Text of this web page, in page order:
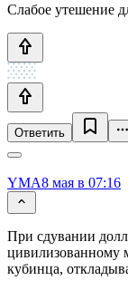
Слабое утешение
Ответить
YMA8 мая в 07:16
При сдувании
цивилизованному
кубинца,